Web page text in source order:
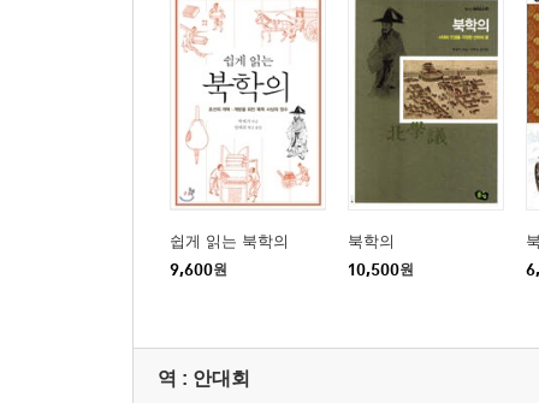
쉽게 읽는 북학의
9,600원
북학의
10,500원
역 : 안대회